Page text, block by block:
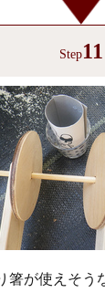
Step11
箸が使えそう